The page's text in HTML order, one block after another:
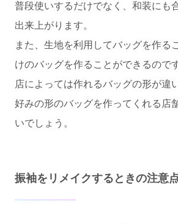
普段使いするだけでなく、和装にも
出来上がります。
また、生地を利用してバッグを作る
けのバッグを作ることができるのです
店によっては作れるバッグの形が違
好みの形のバッグを作ってくれる店
いでしょう。
振袖をリメイクするときの注意